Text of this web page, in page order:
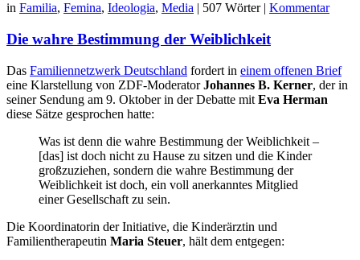
in Familia, Femina, Ideologia, Media | 507 Wörter | Kommentar
Die wahre Bestimmung der Weiblichkeit
Das Familiennetzwerk Deutschland fordert in einem offenen Brief
eine Klarstellung von ZDF-ModeratorJohannes B. Kerner, der in
seiner Sendung am 9. Oktober in der Debatte mit Eva Herman
diese Sätze gesprochen hatte:
Was ist denn die wahre Bestimmung der Weiblichkeit –
[das] ist doch nicht zu Hause zu sitzen und die Kinder
großzuziehen, sondern die wahre Bestimmung der
Weiblichkeit ist doch, ein voll anerkanntes Mitglied
einer Gesellschaft zu sein.
Die Koordinatorin der Initiative, die Kinderärztin und
Familientherapeutin Maria Steuer, hält dem entgegen: